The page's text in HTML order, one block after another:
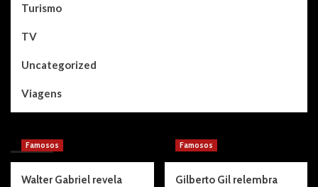
Turismo
TV
Uncategorized
Viagens
You may have missed
Famosos
Walter Gabriel revela
Famosos
Gilberto Gil relembra